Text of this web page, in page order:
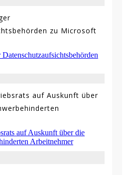
zu Microsoft
auf Auskunft über
auf Auskunft über die
Arbeitnehmer